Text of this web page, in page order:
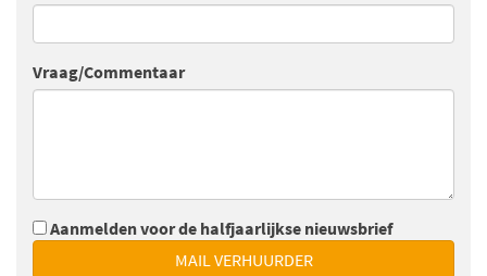
Vraag/Commentaar
Aanmelden voor de halfjaarlijkse nieuwsbrief
MAIL VERHUURDER